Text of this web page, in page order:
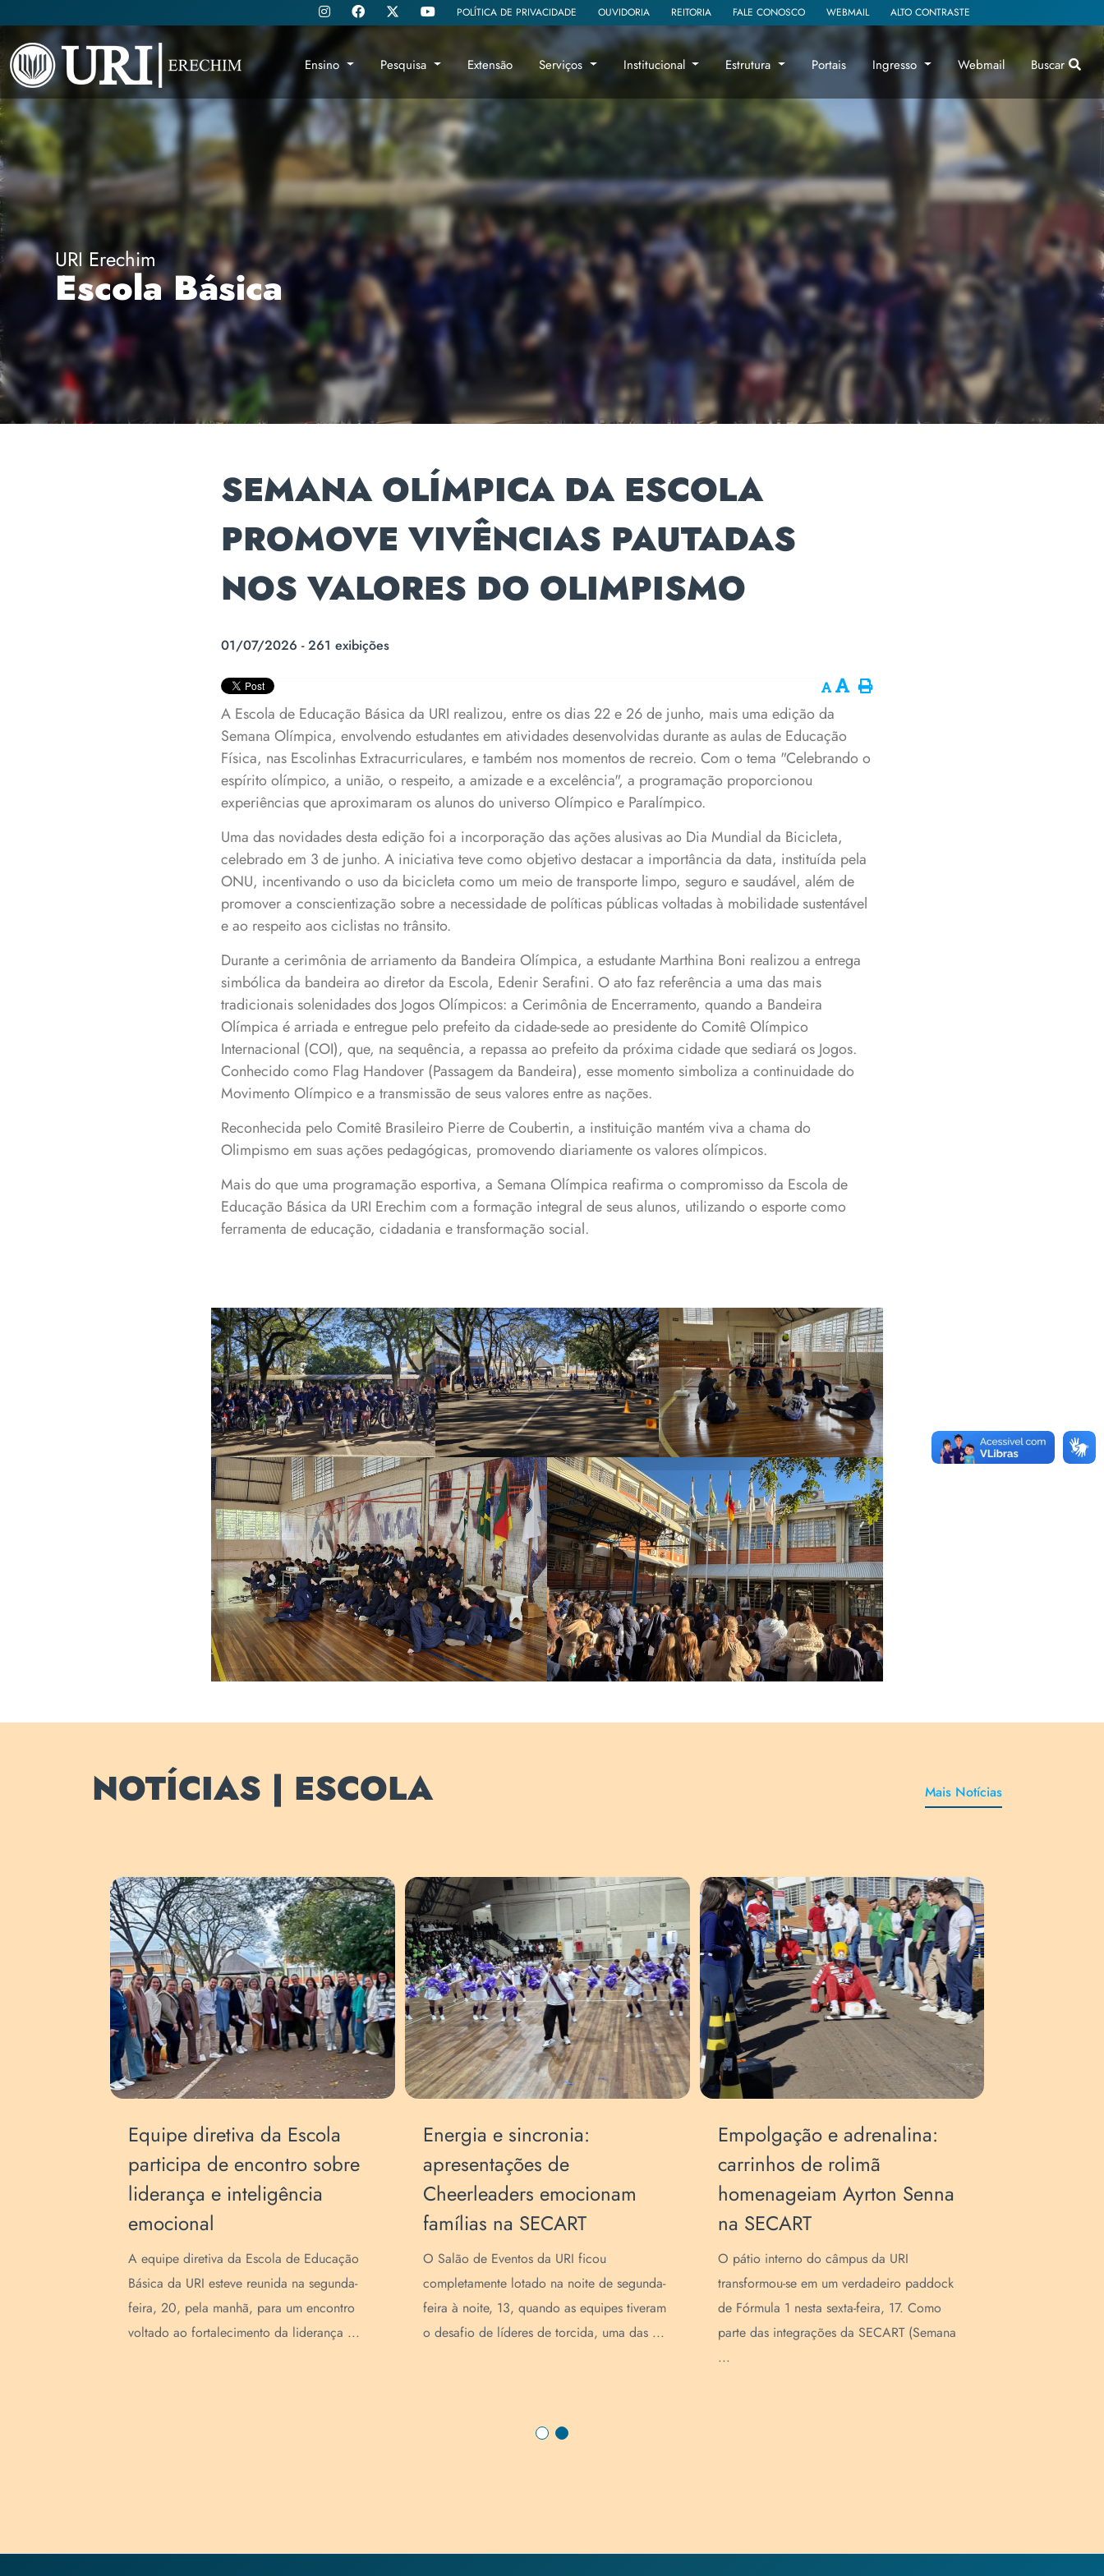
Ensino Pesquisa Extensão Serviços Institucional Estrutura Portais Ingresso Webmail Buscar
POLÍTICA DE PRIVACIDADE OUVIDORIA REITORIA FALE CONOSCO WEBMAIL ALTO CONTRASTE
URI Erechim
Escola Básica
SEMANA OLÍMPICA DA ESCOLA
PROMOVE VIVÊNCIAS PAUTADAS
NOS VALORES DO OLIMPISMO
01/07/2026 - 261 exibições
A Escola de Educação Básica da URI realizou, entre os dias 22 e 26 de junho, mais uma edição da
Semana Olímpica, envolvendo estudantes em atividades desenvolvidas durante as aulas de Educação
Física, nas Escolinhas Extracurriculares, e também nos momentos de recreio. Com o tema "Celebrando o
espírito olímpico, a união, o respeito, a amizade e a excelência", a programação proporcionou
experiências que aproximaram os alunos do universo Olímpico e Paralímpico.
Uma das novidades desta edição foi a incorporação das ações alusivas ao Dia Mundial da Bicicleta,
celebrado em 3 de junho. A iniciativa teve como objetivo destacar a importância da data, instituída pela
ONU, incentivando o uso da bicicleta como um meio de transporte limpo, seguro e saudável, além de
promover a conscientização sobre a necessidade de políticas públicas voltadas à mobilidade sustentável
e ao respeito aos ciclistas no trânsito.
Durante a cerimônia de arriamento da Bandeira Olímpica, a estudante Marthina Boni realizou a entrega
simbólica da bandeira ao diretor da Escola, Edenir Serafini. O ato faz referência a uma das mais
tradicionais solenidades dos Jogos Olímpicos: a Cerimônia de Encerramento, quando a Bandeira
Olímpica é arriada e entregue pelo prefeito da cidade-sede ao presidente do Comitê Olímpico
Internacional (COI), que, na sequência, a repassa ao prefeito da próxima cidade que sediará os Jogos.
Conhecido como Flag Handover (Passagem da Bandeira), esse momento simboliza a continuidade do
Movimento Olímpico e a transmissão de seus valores entre as nações.
Reconhecida pelo Comitê Brasileiro Pierre de Coubertin, a instituição mantém viva a chama do
Olimpismo em suas ações pedagógicas, promovendo diariamente os valores olímpicos.
Mais do que uma programação esportiva, a Semana Olímpica reafirma o compromisso da Escola de
Educação Básica da URI Erechim com a formação integral de seus alunos, utilizando o esporte como
ferramenta de educação, cidadania e transformação social.
Uma das novidades
desta edição foram as
ações alusivas ao Dia
Mundial da Bicicleta
Semana Olímpica da
Escola envolveu
estudantes das
Escolinhas
Extracurriculares
Programação
aproximou os alunos
do universo Olímpico
e Paralímpico
Escola é reconhecida pelo Comitê
Brasileiro Pierre de Coubertin e
mantém viva a chama do
Olimpismo
Cerimônia de arriamento da
Bandeira Olímpica simbolizou a
continuidade do Movimento
Olímpico na Escola
NOTÍCIAS | ESCOLA Mais Notícias
Equipe diretiva da Escola
participa de encontro sobre
liderança e inteligência
emocional
A equipe diretiva da Escola de Educação
Básica da URI esteve reunida na segunda-
feira, 20, pela manhã, para um encontro
voltado ao fortalecimento da liderança ...
Energia e sincronia:
apresentações de
Cheerleaders emocionam
famílias na SECART
O Salão de Eventos da URI ficou
completamente lotado na noite de segunda-
feira à noite, 13, quando as equipes tiveram
o desafio de líderes de torcida, uma das ...
Empolgação e adrenalina:
carrinhos de rolimã
homenageiam Ayrton Senna
na SECART
O pátio interno do câmpus da URI
transformou-se em um verdadeiro paddock
de Fórmula 1 nesta sexta-feira, 17. Como
parte das integrações da SECART (Semana
...